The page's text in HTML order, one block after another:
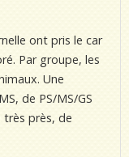
ont pris le car
Par groupe, les
Une
de PS/MS/GS
très près, de